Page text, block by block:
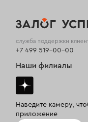
служба поддержки
+7 499 519-00-00
Наши филиалы
Наведите камеру,
приложение